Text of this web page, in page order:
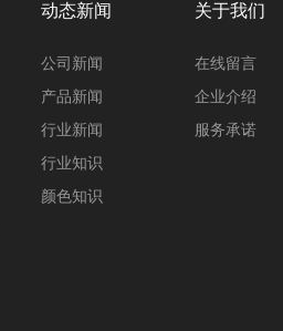
动态新闻
公司新闻
产品新闻
行业新闻
行业知识
颜色知识
关于我们
在线留言
企业介绍
服务承诺